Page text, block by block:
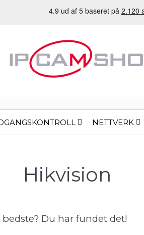
NETTVERK
Hikvision
Du har fundet det!